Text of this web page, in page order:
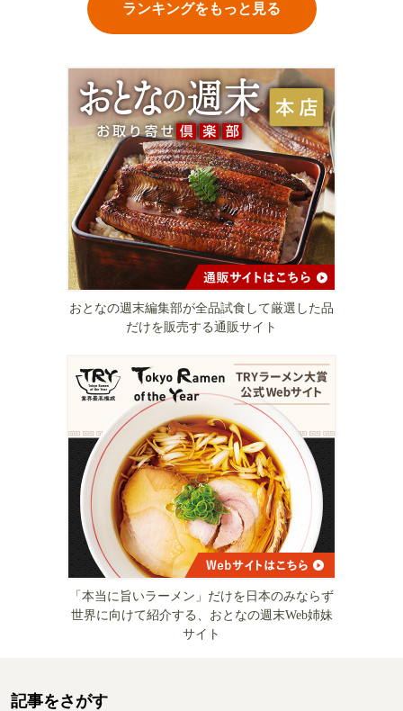
ランキングをもっと見る
おとなの週末編集部が全品試食して厳選した品
だけを販売する通販サイト
「本当に旨いラーメン」だけを日本のみならず
世界に向けて紹介する、おとなの週末Web姉妹
サイト
記事をさがす